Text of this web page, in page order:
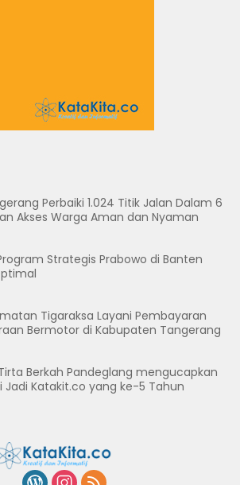
Perbaiki 1.024 Titik Jalan Dalam 6
Akses Warga Aman dan Nyaman
Strategis Prabowo di Banten
Tigaraksa Layani Pembayaran
Bermotor di Kabupaten Tangerang
Berkah Pandeglang mengucapkan
Jadi Katakit.co yang ke-5 Tahun